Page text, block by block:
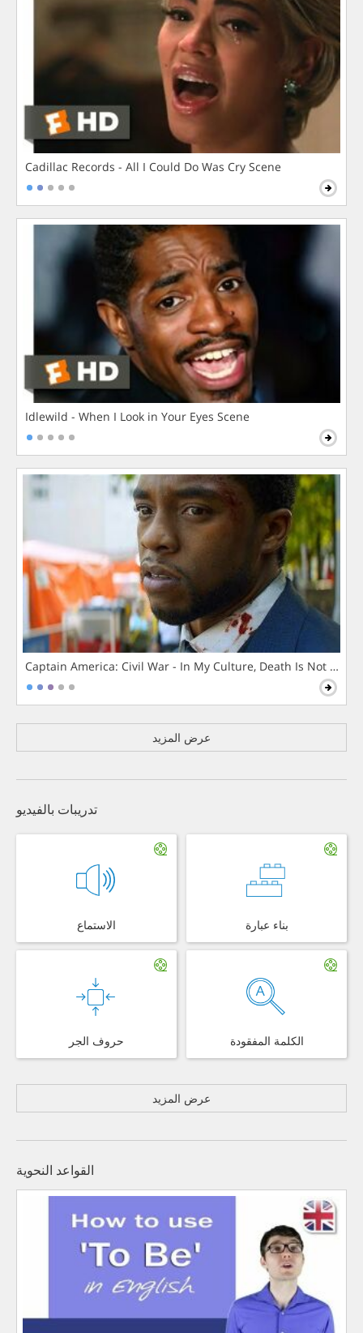
Cadillac Records - All I Could Do Was Cry Scene
Idlewild - When I Look in Your Eyes Scene
Captain America: Civil War - In My Culture, Death Is Not The
عرض المزيد
تدريبات بالفيديو
الاستماع بناء عبارة
حروف الجر الكلمة المفقودة
عرض المزيد
القواعد النحوية